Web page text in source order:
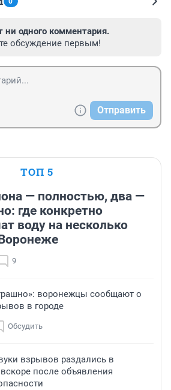
ни одного комментария.
обсуждение первым!
Отправить
ТОП 5
— полностью, два —
где конкретно
воду на несколько
9
воронежцы сообщают о
в городе
Обсудить
взрывов раздались в
после объявления